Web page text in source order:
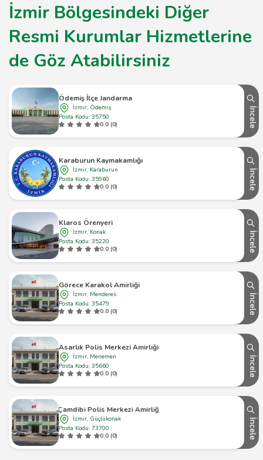
İzmir Bölgesindeki Diğer
Resmi Kurumlar Hizmetlerine
de Göz Atabilirsiniz
Ödemiş İlçe Jandarma
İzmir, Ödemiş
Posta Kodu: 35750
0.0 (0)
İncele
Karaburun Kaymakamlığı
İzmir, Karaburun
Posta Kodu: 35960
0.0 (0)
İncele
Klaros Örenyeri
İzmir, Konak
Posta Kodu: 35220
0.0 (0)
İncele
Görece Karakol Amirliği
İzmir, Menderes
Posta Kodu: 35479
0.0 (0)
İncele
Asarlık Polis Merkezi Amirliği
İzmir, Menemen
Posta Kodu: 35660
0.0 (0)
İncele
Çamdibi Polis Merkezi Amirliği
İzmir, Güçlükonak
Posta Kodu: 73700
0.0 (0)
İncele